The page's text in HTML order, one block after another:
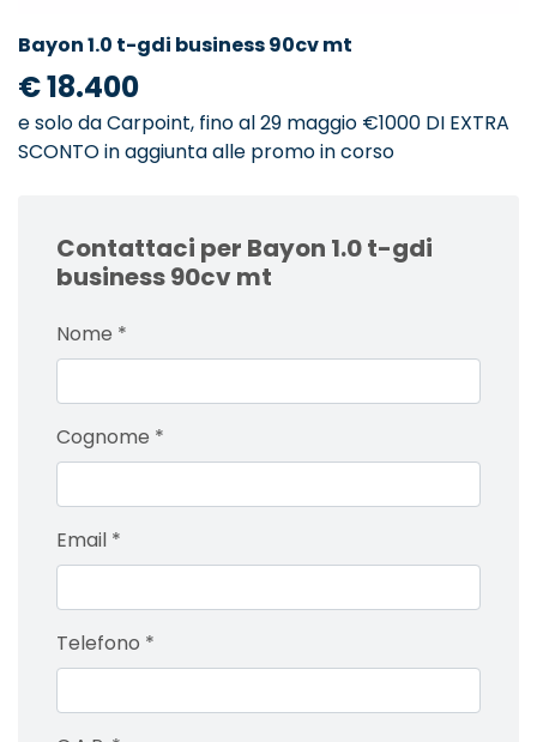
Bayon 1.0 t-gdi business 90cv mt
€ 18.400
e solo da Carpoint, fino al 29 maggio €1000 DI EXTRA
SCONTO in aggiunta alle promo in corso
Contattaci per Bayon 1.0 t-gdi
business 90cv mt
Nome *
Cognome *
Email *
Telefono *